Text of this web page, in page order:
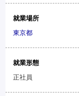
就業場所
東京都
就業形態
正社員